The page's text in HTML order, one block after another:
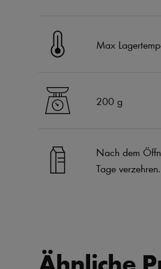
Max
200 g
Nach dem
Tage verzehren.